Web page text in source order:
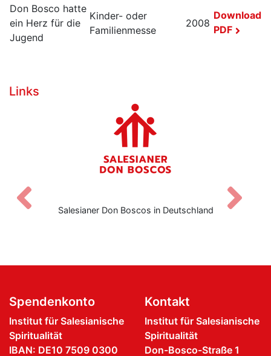
Don Bosco hatte
ein Herz für die
Jugend
Kinder- oder
Familienmesse
2008
Download
PDF
Links
Salesianer Don Boscos in Deutschland
Zurück
Spendenkonto
Institut für Salesianische
Spiritualität
IBAN: DE10 7509 0300
Kontakt
Institut für Salesianische
Spiritualität
Don-Bosco-Straße 1